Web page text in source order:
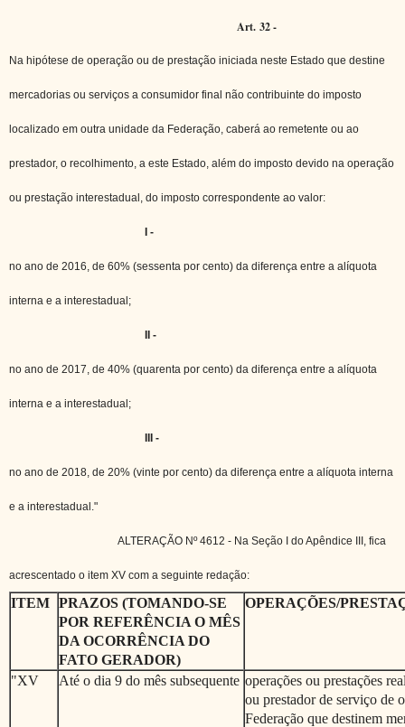
Art. 32 -
Na hipótese de operação ou de prestação iniciada neste Estado que destine
mercadorias ou serviços a consumidor final não contribuinte do imposto
localizado em outra unidade da Federação, caberá ao remetente ou ao
prestador, o recolhimento, a este Estado, além do imposto devido na operação
ou prestação interestadual, do imposto correspondente ao valor:
I -
no ano de 2016, de 60% (sessenta por cento) da diferença entre a alíquota
interna e a interestadual;
II -
no ano de 2017, de 40% (quarenta por cento) da diferença entre a alíquota
interna e a interestadual;
III -
no ano de 2018, de 20% (vinte por cento) da diferença entre a alíquota interna
e a interestadual."
ALTERAÇÃO Nº 4612 - Na Seção I do Apêndice III, fica
acrescentado o item XV com a seguinte redação:
ITEM PRAZOS (TOMANDO-SE
POR REFERÊNCIA O MÊS
DA OCORRÊNCIA DO
FATO GERADOR)
OPERAÇÕES/
"XV Até o dia 9 do mês subsequente operações ou prestações
ou prestador de serviço de
Federação que destinem